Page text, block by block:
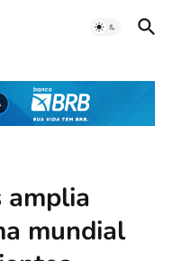
amplia
mundial